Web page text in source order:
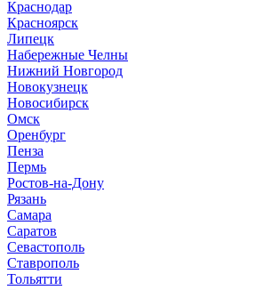
Краснодар
Красноярск
Липецк
Набережные Челны
Нижний Новгород
Новокузнецк
Новосибирск
Омск
Оренбург
Пенза
Пермь
Ростов-на-Дону
Рязань
Самара
Саратов
Севастополь
Ставрополь
Тольятти